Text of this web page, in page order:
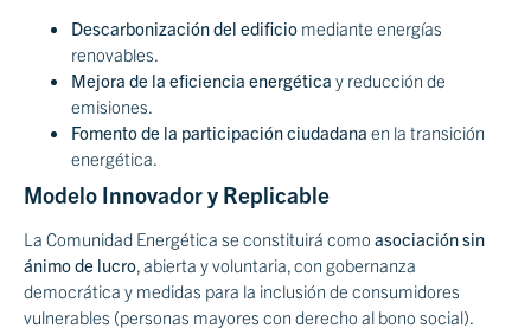
Descarbonización del edificio mediante energías
renovables.
Mejora de la eficiencia energética y reducción de
emisiones.
Fomento de la participación ciudadana en la transición
energética.
Modelo Innovador y Replicable
La Comunidad Energética se constituirá como asociación sin
ánimo de lucro, abierta y voluntaria, con gobernanza
democrática y medidas para la inclusión de consumidores
vulnerables (personas mayores con derecho al bono social).